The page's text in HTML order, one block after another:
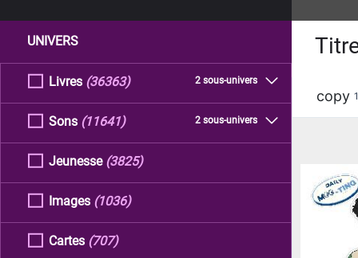
UNIVERS
Livres 2 sous-univers
(36363)
Sons 2 sous-univers
(11641)
Jeunesse (3825)
Images (1036)
Cartes (707)
copy